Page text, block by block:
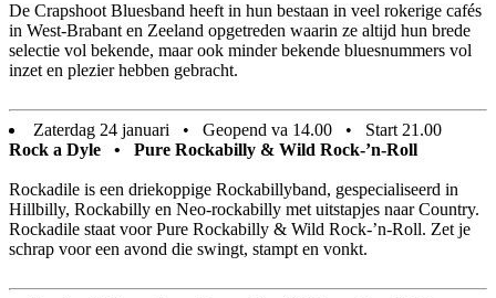
De Crapshoot Bluesband heeft in hun bestaan in veel rokerige cafés
in West-Brabant en Zeeland opgetreden waarin ze altijd hun brede
selectie vol bekende, maar ook minder bekende bluesnummers vol
inzet en plezier hebben gebracht.
Zaterdag 24 januari • Geopend va 14.00 • Start 21.00
Rock a Dyle • Pure Rockabilly & Wild Rock-’n-Roll
Rockadile is een driekoppige Rockabillyband, gespecialiseerd in
Hillbilly, Rockabilly en Neo-rockabilly met uitstapjes naar Country.
Rockadile staat voor Pure Rockabilly & Wild Rock-’n-Roll. Zet je
schrap voor een avond die swingt, stampt en vonkt.